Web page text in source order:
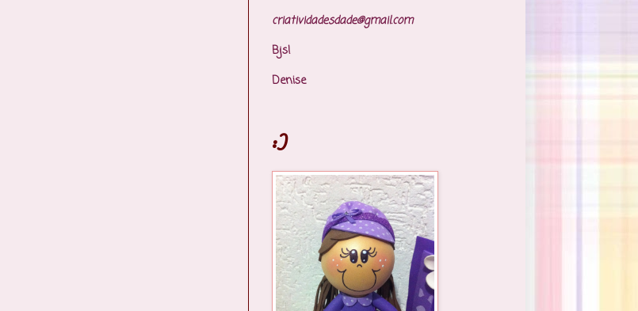
criatividadesdade@gmail.com
Bjs!
Denise
:)